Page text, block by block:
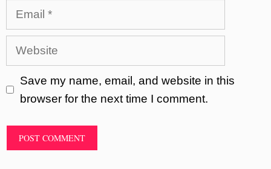
Email
Website
Save my name, email, and website in this
browser for the next time I comment.